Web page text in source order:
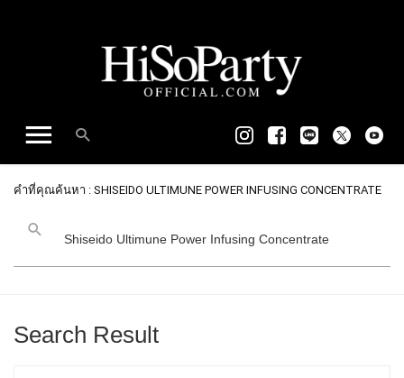
คำที่คุณค้นหา : SHISEIDO ULTIMUNE POWER INFUSING CONCENTRATE
Search Result